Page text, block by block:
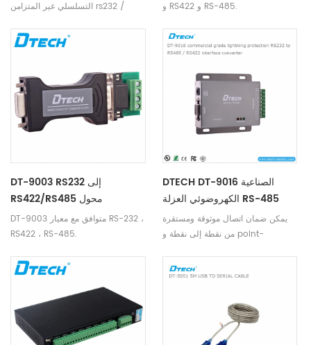
التسلسلي غير المتزامن rs232 /
مستقل مع وحدة معالجة مركزية ونظام
و RS422 و RS-485.
DT-9003 RS232 إلى
RS422/RS485 محول
DT-9003 متوافق مع معيار RS-232 ،
RS422 ، RS-485.
DTECH DT-9016 الصناعية
الكهروضوئي العزلة RS-485
مكرر
يمكن ضمان اتصال موثوقة ومستقرة
من نقطة إلى نقطة و point-
rs485 تحويل واجهة العزلة
الكهروضوئية.